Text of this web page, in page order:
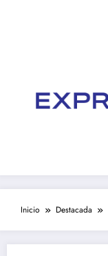
Inicio Destacada